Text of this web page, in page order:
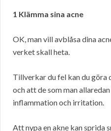
1 Klämma sina acne
OK, man vill avblåsa dina
verket skall heta.
Tillverkar du fel kan du göra
och att de som man
inflammation och irritation.
Att nypa en akne kan sprida